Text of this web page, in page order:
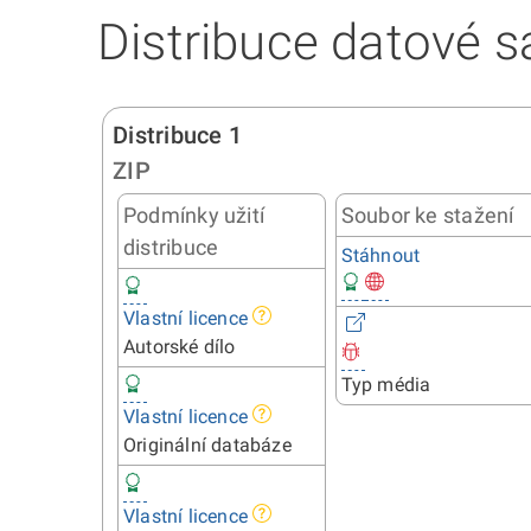
Distribuce datové
Distribuce 1
ZIP
Podmínky užití
distribuce
Vlastní licence
Autorské dílo
Vlastní licence
Originální databáze
Vlastní licence
Soubor ke stažení
Stáhnout
Typ média